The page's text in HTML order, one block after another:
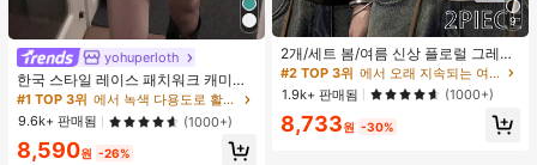
yohuperloth
한국 스타일 레이스 패치워크 캐미솔
탱크 탑, Y2K 에스테틱, 스트리트웨어
캐주얼 여름
#1 TOP 3위
에서 녹색 다용도로 활용 가능한 데일리 탑
9.6k+ 판매됨
(1000+)
8,590원 -26%
9
2개/세트 봄/여름 신상 플로럴 그레이
+ 블랙 반팔 티셔츠, 여성 슬림핏 솔리
드 컬러 언더셔츠 캐주얼
#2 TOP 3위
에서 오래 지속되는 여성 상의, 블라우스 & 티
높은 재방문 고객
#2 TOP 3위
에서 오래 지속되는 여성 상의, 블라우스 & 티
높은 재방문 고객
#2 TOP 3위
에서 오래 지속되는 여성 상의, 블라우스 & 티
높은 재방문 고객
#2 TOP 3위
에서 오래 지속되는 여성 상의, 블라우스 & 티
높은 재방문 고객
1.9k+ 판매됨 (1000+)
8,733원 -30%